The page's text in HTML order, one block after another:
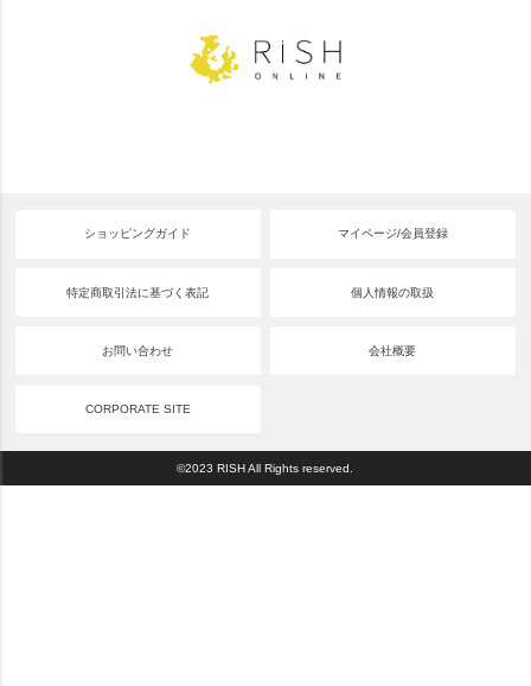
ショッピングガイド マイページ/会員登録
特定商取引法に基づく表記 個人情報の取扱
お問い合わせ 会社概要
CORPORATE SITE
©2023 RISH All Rights reserved.